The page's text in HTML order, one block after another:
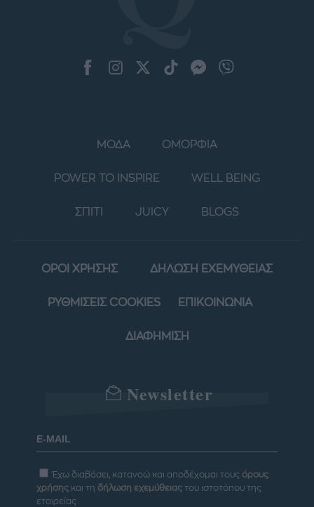
ΜΟΔΑ ΟΜΟΡΦΙΑ
POWER TO INSPIRE WELL BEING
ΣΠΙΤΙ JUICY BLOGS
ΟΡΟΙ ΧΡΗΣΗΣ ΔΗΛΩΣΗ ΕΧΕΜΥΘΕΙΑΣ
ΡΥΘΜΙΣΕΙΣ COOKIES ΕΠΙΚΟΙΝΩΝΙΑ
ΔΙΑΦΗΜΙΣΗ
Newsletter
Έχω διαβάσει, κατανοώ και αποδέχομαι τους όρους
χρήσης και τη δήλωση εχεμύθειας του ιστοτόπου της
εταιρείας